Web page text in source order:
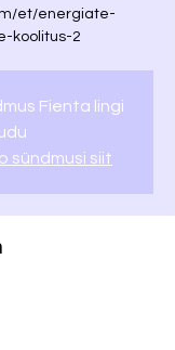
et/energiate-
koolitus-2
Fienta lingi
sündmusi siit